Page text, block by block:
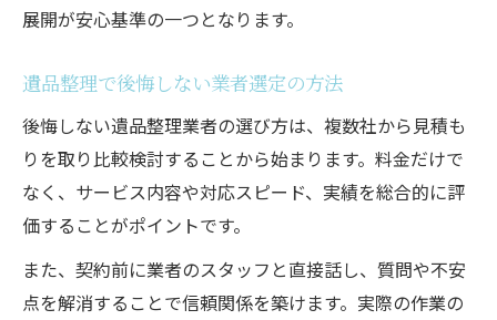
展開が安心基準の一つとなります。
遺品整理で後悔しない業者選定の方法
後悔しない遺品整理業者の選び方は、複数社から見積も
りを取り比較検討することから始まります。料金だけで
なく、サービス内容や対応スピード、実績を総合的に評
価することがポイントです。
また、契約前に業者のスタッフと直接話し、質問や不安
点を解消することで信頼関係を築けます。実際の作業の